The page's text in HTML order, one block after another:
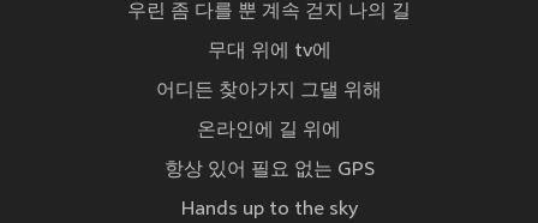
우린 좀 다를 뿐 계속 걷지 나의 길
무대 위에 tv에
어디든 찾아가지 그댈 위해
온라인에 길 위에
항상 있어 필요 없는 GPS
Hands up to the sky